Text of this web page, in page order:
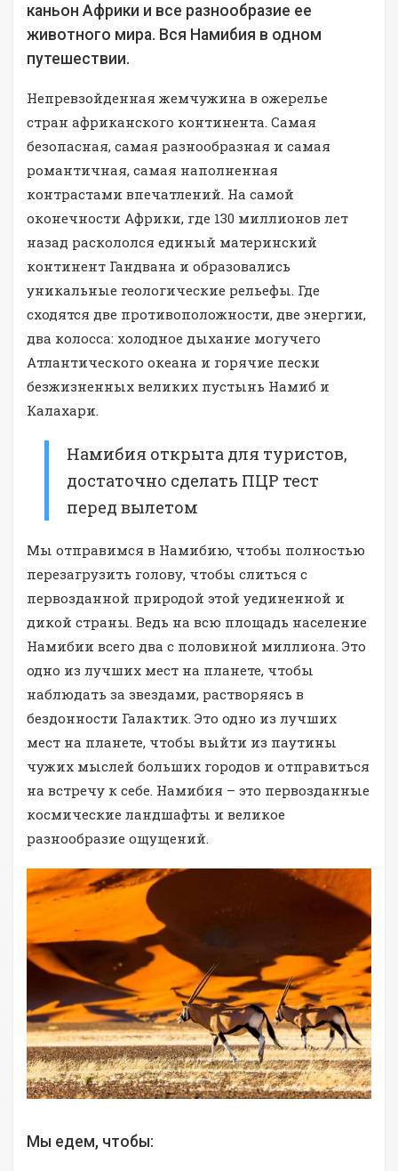
каньон Африки и все разнообразие ее
животного мира. Вся Намибия в одном
путешествии.
Непревзойденная жемчужина в ожерелье
стран африканского континента. Самая
безопасная, самая разнообразная и самая
романтичная, самая наполненная
контрастами впечатлений. На самой
оконечности Африки, где 130 миллионов лет
назад раскололся единый материнский
континент Гандвана и образовались
уникальные геологические рельефы. Где
сходятся две противоположности, две энергии,
два колосса: холодное дыхание могучего
Атлантического океана и горячие пески
безжизненных великих пустынь Намиб и
Калахари.
Намибия открыта для туристов,
достаточно сделать ПЦР тест
перед вылетом
Мы отправимся в Намибию, чтобы полностью
перезагрузить голову, чтобы слиться с
первозданной природой этой уединенной и
дикой страны. Ведь на всю площадь население
Намибии всего два с половиной миллиона. Это
одно из лучших мест на планете, чтобы
наблюдать за звездами, растворяясь в
бездонности Галактик. Это одно из лучших
мест на планете, чтобы выйти из паутины
чужих мыслей больших городов и отправиться
на встречу к себе. Намибия – это первозданные
космические ландшафты и великое
разнообразие ощущений.
Мы едем, чтобы: